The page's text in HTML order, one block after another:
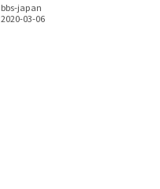
bbs-japan